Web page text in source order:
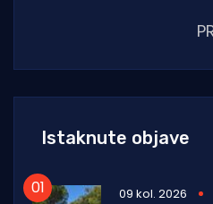
Istaknute objave
09 kol. 2026